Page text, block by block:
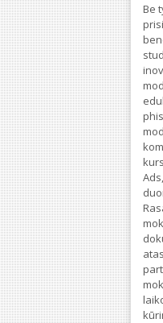
Be